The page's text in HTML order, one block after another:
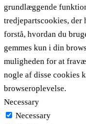
grundlæggende
tredjepartscookies, der
forstå, hvordan du
gemmes kun i din
muligheden for at
nogle af disse cookies
browseroplevelse.
Necessary
Necessary